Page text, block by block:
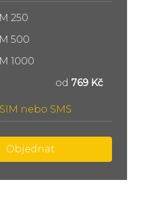
250
500
1000
od 769 Kč
nebo SMS
Objednat